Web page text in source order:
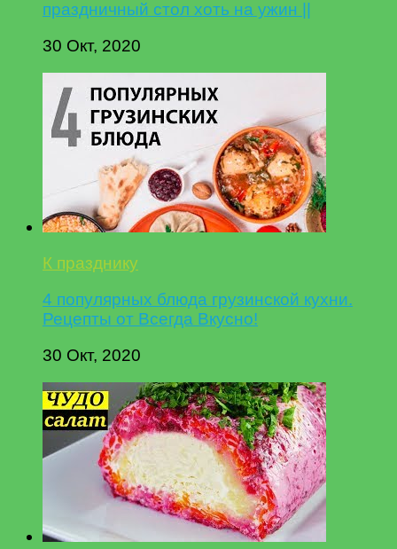
праздничный стол хоть на ужин ||
30 Окт, 2020
К празднику
4 популярных блюда грузинской кухни.
Рецепты от Всегда Вкусно!
30 Окт, 2020